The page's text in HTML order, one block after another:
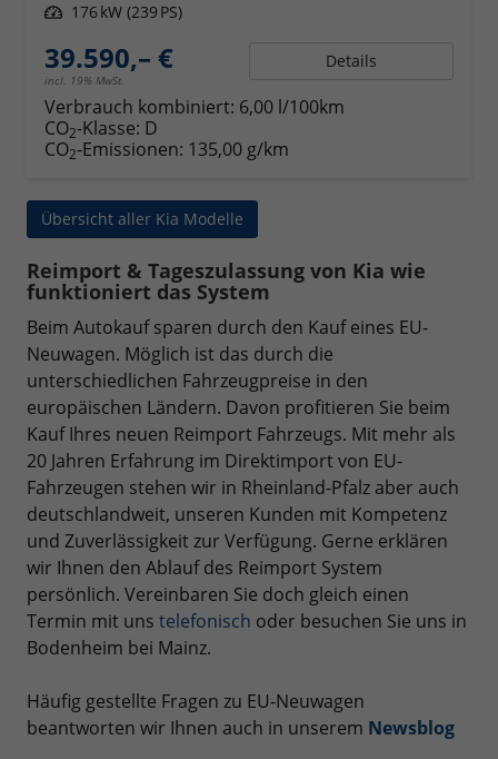
Leistung 176 kW (239 PS)
39.590,– €
incl. 19% MwSt.
Details
Verbrauch kombiniert: 6,00 l/100km
CO2-Klasse: D
CO2-Emissionen: 135,00 g/km
Übersicht aller Kia Modelle
Reimport & Tageszulassung von Kia wie
funktioniert das System
Beim Autokauf sparen durch den Kauf eines EU-
Neuwagen. Möglich ist das durch die
unterschiedlichen Fahrzeugpreise in den
europäischen Ländern. Davon profitieren Sie beim
Kauf Ihres neuen Reimport Fahrzeugs. Mit mehr als
20 Jahren Erfahrung im Direktimport von EU-
Fahrzeugen stehen wir in Rheinland-Pfalz aber auch
deutschlandweit, unseren Kunden mit Kompetenz
und Zuverlässigkeit zur Verfügung. Gerne erklären
wir Ihnen den Ablauf des Reimport System
persönlich. Vereinbaren Sie doch gleich einen
Termin mit uns telefonisch oder besuchen Sie uns in
Bodenheim bei Mainz.
Häufig gestellte Fragen zu EU-Neuwagen
beantworten wir Ihnen auch in unserem Newsblog